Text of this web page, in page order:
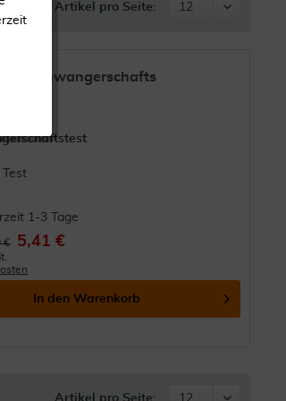
Artikel pro Seite:
1 Schwangerschafts
Test
1-3 Tage
€ 5,41 €
In den Warenkorb